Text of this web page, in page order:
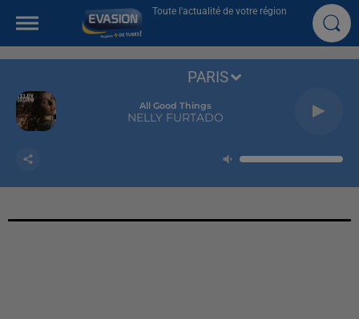
Toute l'actualité de votre région
All Good Things
NELLY FURTADO
PARIS